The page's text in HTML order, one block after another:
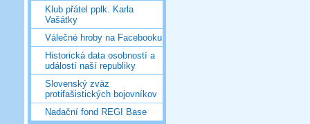
Klub přátel pplk. Karla
Vašátky
Válečné hroby na Facebooku
Historická data osobností a
událostí naší republiky
Slovenský zväz
protifašistických bojovníkov
Nadační fond REGI Base